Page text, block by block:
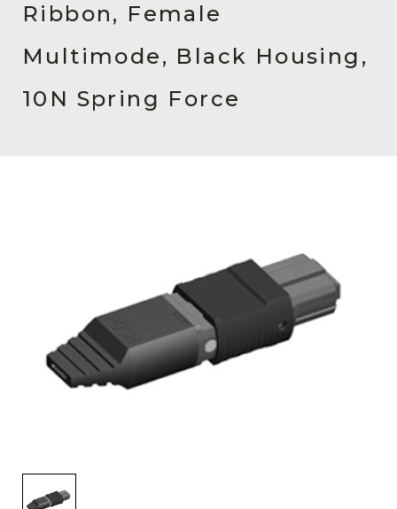
产品
资源
关于我们
活动信息
Ribbon, Female
Multimode, Black Housing,
10N Spring Force